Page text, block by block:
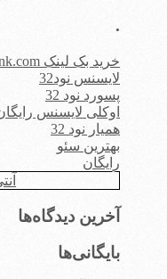
.
خرید بک لینک behtarinbacklink.com
لایسنس نود32
پسورد نود 32
اوکلی لایسنس رایگان
همیار نود 32
بهترین سئو
رایگان
آخرین دیدگاه‌ها
بایگانی‌ها